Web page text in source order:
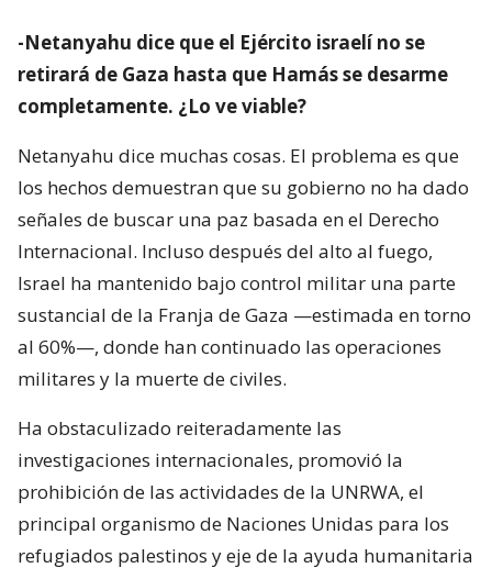
-Netanyahu dice que el Ejército israelí no se
retirará de Gaza hasta que Hamás se desarme
completamente. ¿Lo ve viable?
Netanyahu dice muchas cosas. El problema es que
los hechos demuestran que su gobierno no ha dado
señales de buscar una paz basada en el Derecho
Internacional. Incluso después del alto al fuego,
Israel ha mantenido bajo control militar una parte
sustancial de la Franja de Gaza —estimada en torno
al 60%—, donde han continuado las operaciones
militares y la muerte de civiles.
Ha obstaculizado reiteradamente las
investigaciones internacionales, promovió la
prohibición de las actividades de la UNRWA, el
principal organismo de Naciones Unidas para los
refugiados palestinos y eje de la ayuda humanitaria